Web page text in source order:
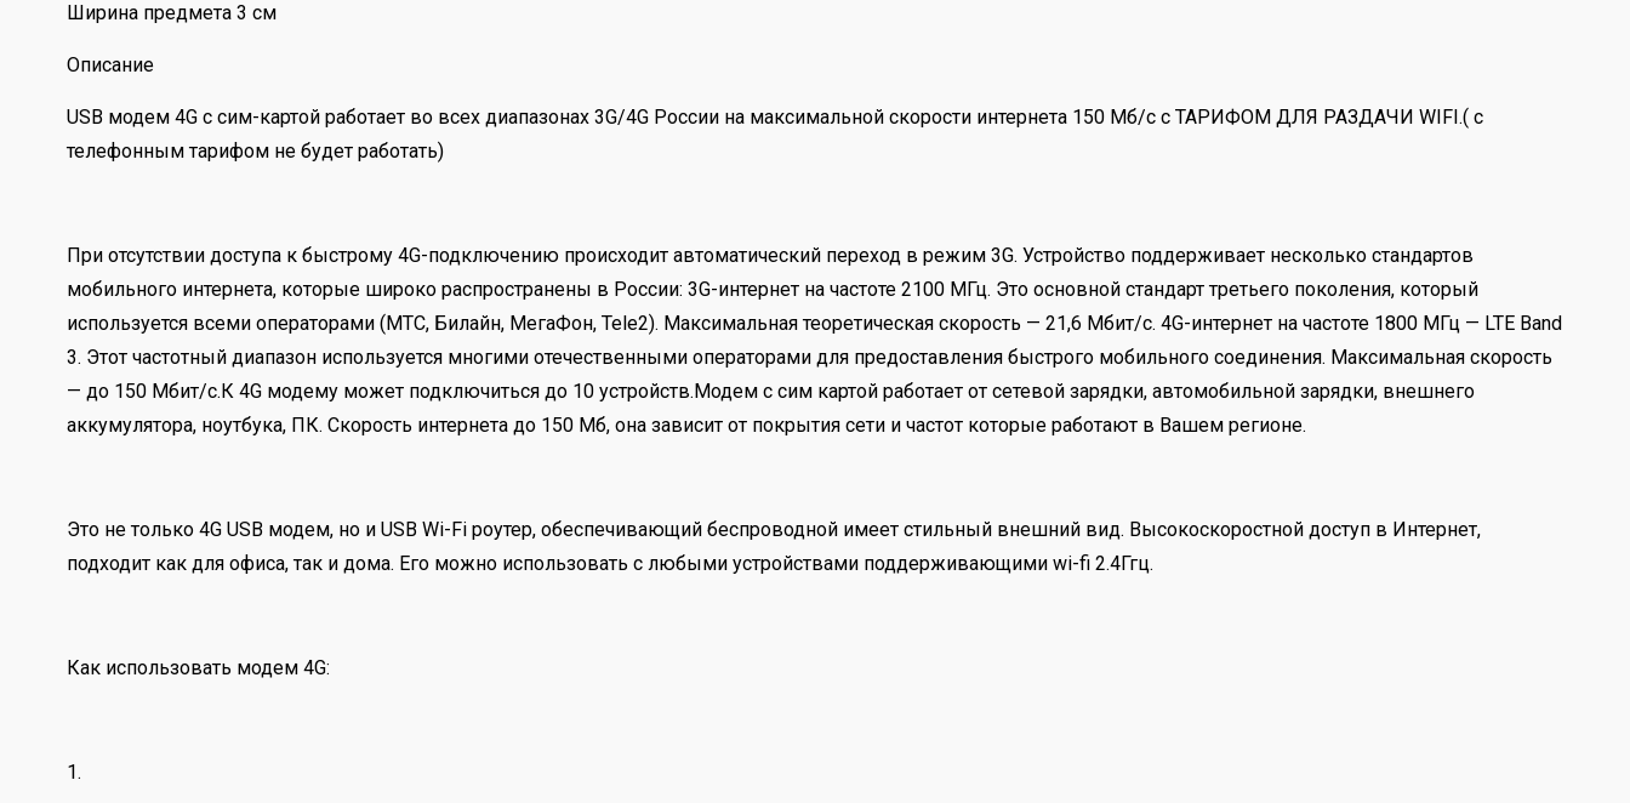
Ширина предмета 3 см
Описание
USB модем 4G с сим-картой работает во всех диапазонах 3G/4G России на максимальной скорости интернета 150 Мб/с с ТАРИФОМ ДЛЯ РАЗДАЧИ WIFI.( c
телефонным тарифом не будет работать)
При отсутствии доступа к быстрому 4G-подключению происходит автоматический переход в режим 3G. Устройство поддерживает несколько стандартов
мобильного интернета, которые широко распространены в России: 3G-интернет на частоте 2100 МГц. Это основной стандарт третьего поколения, который
используется всеми операторами (МТС, Билайн, МегаФон, Tele2). Максимальная теоретическая скорость — 21,6 Мбит/с. 4G-интернет на частоте 1800 МГц — LTE Band
3. Этот частотный диапазон используется многими отечественными операторами для предоставления быстрого мобильного соединения. Максимальная скорость
— до 150 Мбит/с.К 4G модему может подключиться до 10 устройств.Модем с сим картой работает от сетевой зарядки, автомобильной зарядки, внешнего
аккумулятора, ноутбука, ПК. Скорость интернета до 150 Мб, она зависит от покрытия сети и частот которые работают в Вашем регионе.
Это не только 4G USB модем, но и USB Wi-Fi роутер, обеспечивающий беспроводной имеет стильный внешний вид. Высокоскоростной доступ в Интернет,
подходит как для офиса, так и дома. Его можно использовать с любыми устройствами поддерживающими wi-fi 2.4Ггц.
Как использовать модем 4G:
1.